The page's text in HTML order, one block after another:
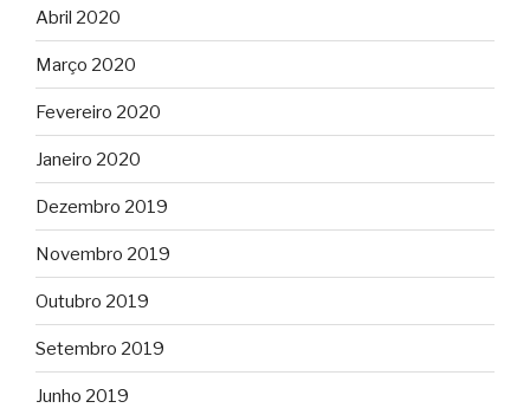
Abril 2020
Março 2020
Fevereiro 2020
Janeiro 2020
Dezembro 2019
Novembro 2019
Outubro 2019
Setembro 2019
Junho 2019